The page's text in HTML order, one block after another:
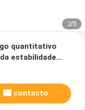
2/3
quantitativo
estabilidade
contacto